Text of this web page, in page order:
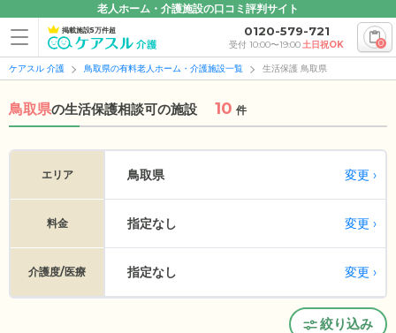
老人ホーム・介護施設の口コミ評判サイト
掲載施設5万件超 0120-579-721
受付 10:00〜19:00土日祝OK 0
ケアスル 介護 鳥取県の有料老人ホーム・介護施設一覧 生活保護 鳥取県
鳥取県の生活保護相談可の施設 10 件
エリア 鳥取県 変更
料金 指定なし 変更
介護度/医療 指定なし 変更
絞り込み